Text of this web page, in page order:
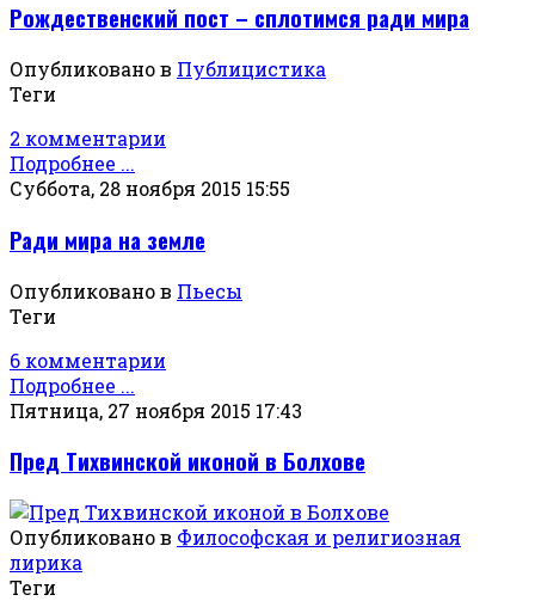
Рождественский пост – сплотимся ради мира
Опубликовано в Публицистика
Теги
2 комментарии
Подробнее ...
Суббота, 28 ноября 2015 15:55
Ради мира на земле
Опубликовано в Пьесы
Теги
6 комментарии
Подробнее ...
Пятница, 27 ноября 2015 17:43
Пред Тихвинской иконой в Болхове
Опубликовано в Философская и религиозная
лирика
Теги